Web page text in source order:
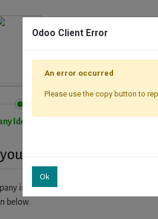
Identification
company details
in our database by name, VAT or
below.
Odoo Client Error
An error occurred
Please use the copy button to
Ok